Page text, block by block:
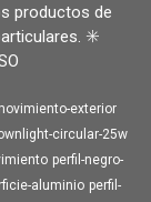
productos de
✳️
exterior
circular-25w
perfil-negro-
aluminio perfil-